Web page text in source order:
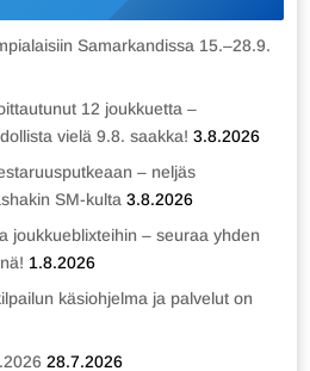
Samarkandissa 15.–28.9.
12 joukkuetta –
vielä 9.8. saakka! 3.8.2026
– neljäs
SM-kulta 3.8.2026
joukkueblixteihin – seuraa yhden
1.8.2026
käsiohjelma ja palvelut on
28.7.2026